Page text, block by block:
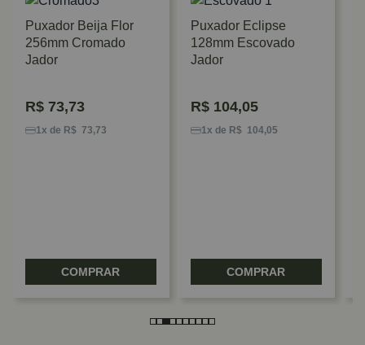
Puxador Beija Flor
256mm Cromado
Jador
R$ 73,73
1x de R$ 73,73
COMPRAR
Puxador Eclipse
128mm Escovado
Jador
R$ 104,05
1x de R$ 104,05
COMPRAR